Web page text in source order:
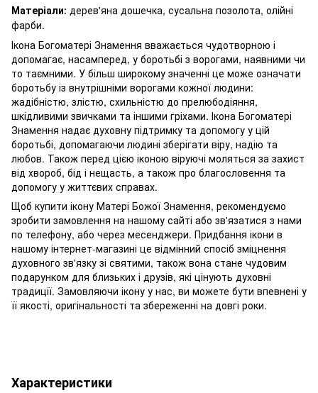
Матеріали: дерев'яна дошечка, сусальна позолота, олійні
фарби.
Ікона Богоматері Знамення вважається чудотворною і
допомагає, насамперед, у боротьбі з ворогами, наявними чи
то таємними. У більш широкому значенні це може означати
боротьбу із внутрішніми ворогами кожної людини:
жадібністю, злістю, схильністю до прелюбодіяння,
шкідливими звичками та іншими гріхами. Ікона Богоматері
Знамення надає духовну підтримку та допомогу у цій
боротьбі, допомагаючи людині зберігати віру, надію та
любов. Також перед цією іконою віруючі моляться за захист
від хвороб, бід і нещасть, а також про благословення та
допомогу у життєвих справах.
Щоб купити ікону Матері Божої Знамення, рекомендуємо
зробити замовлення на нашому сайті або зв'язатися з нами
по телефону, або через месенджери. Придбання ікони в
нашому інтернет-магазині це відмінний спосіб зміцнення
духовного зв'язку зі святими, також вона стане чудовим
подарунком для близьких і друзів, які цінують духовні
традиції. Замовляючи ікону у нас, ви можете бути впевнені у
її якості, оригінальності та збереженні на довгі роки.
Характеристики